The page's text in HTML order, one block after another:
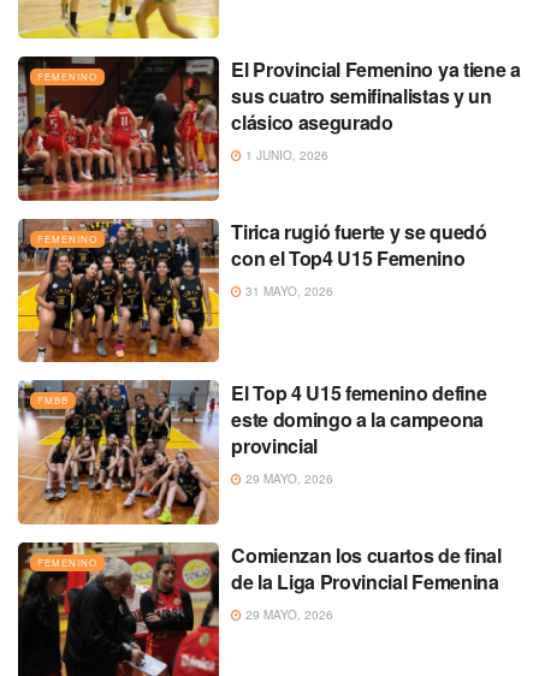
FEMENINO
El Provincial Femenino ya tiene a
sus cuatro semifinalistas y un
clásico asegurado
1 JUNIO, 2026
FEMENINO
Tirica rugió fuerte y se quedó
con el Top4 U15 Femenino
31 MAYO, 2026
FMBB
El Top 4 U15 femenino define
este domingo a la campeona
provincial
29 MAYO, 2026
FEMENINO
Comienzan los cuartos de final
de la Liga Provincial Femenina
29 MAYO, 2026